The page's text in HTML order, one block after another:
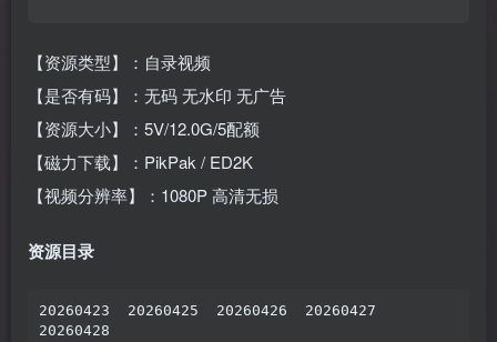
【资源类型】：自录视频
【是否有码】：无码 无水印 无广告
【资源大小】：5V/12.0G/5配额
【磁力下载】：PikPak / ED2K
【视频分辨率】：1080P 高清无损
资源目录
20260423  20260425  20260426  20260427
20260428